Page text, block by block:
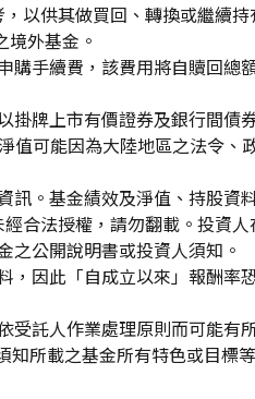
供其做買回、轉換或繼續
外基金。
手續費，該費用將自贖回總
牌上市有價證券及銀行間債
可能因為大陸地區之法令、
。基金績效及淨值、持股資
合法授權，請勿翻載。投資
之公開說明書或投資人須知。
因此「自成立以來」報酬率
託人作業處理原則而可能有
所載之基金所有特色或目標